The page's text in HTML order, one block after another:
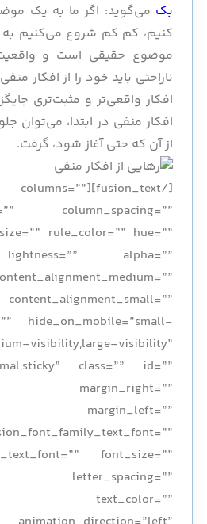
بک می‌گوید: اگر ما به یک
کنیم، کم کم شروع می‌کنیم به
موضوع حقیقی است و واقعیت
ناراحتی باید خود را از افکار
افکار واقعی‌تر و مثبت‌تری
افکار منفی در ابتدا، می‌توان
از آن که حتی آغاز شود، گرفت.
columns=””
column_spacing=””
rule_color=”” hue=””
alpha=””
content_alignment_small=””
hide_on_mobile=”small-
visibility,large-visibility”
class=”” id=””
margin_right=””
margin_left=””
font_size=””
letter_spacing=””
text_color=””